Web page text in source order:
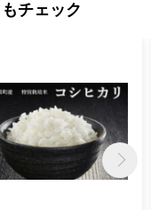
チェック